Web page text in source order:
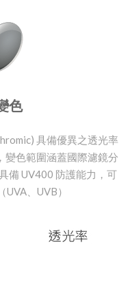
色
具備優異之透光率
變色範圍涵蓋國際濾鏡分
備 UV400 防護能力，可
、UVB）